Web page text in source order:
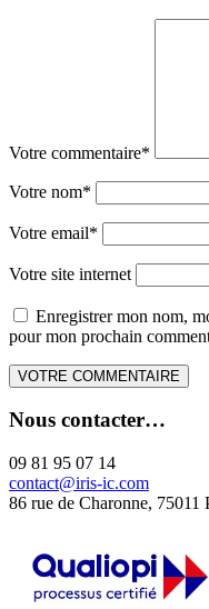
Votre commentaire*
Votre nom*
Votre email*
Votre site internet
Enregistrer mon nom,
pour mon prochain
Nous contacter…
09 81 95 07 14
contact@iris-ic.com
86 rue de Charonne, 75011